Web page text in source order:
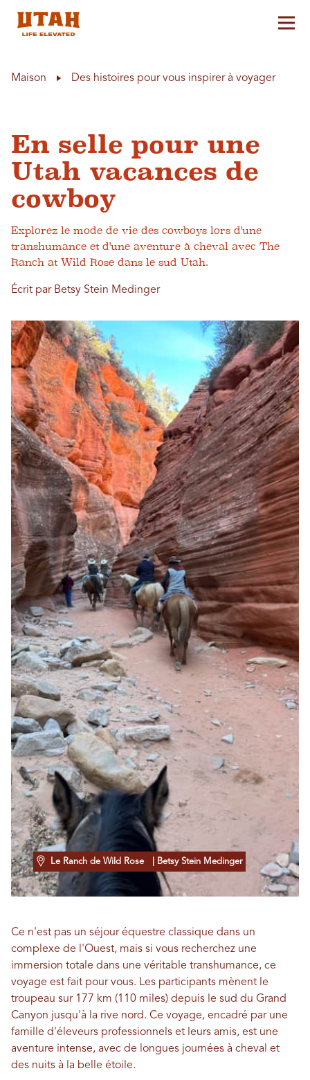
Maison Des histoires pour vous inspirer à voyager
En selle pour une
Utah vacances de
cowboy
Explorez le mode de vie des cowboys lors d'une
transhumance et d'une aventure à cheval avec The
Ranch at Wild Rose dans le sud Utah.
Écrit par Betsy Stein Medinger
Le Ranch de Wild Rose | Betsy Stein Medinger
Ce n'est pas un séjour équestre classique dans un
complexe de l'Ouest, mais si vous recherchez une
immersion totale dans une véritable transhumance, ce
voyage est fait pour vous. Les participants mènent le
troupeau sur 177 km (110 miles) depuis le sud du Grand
Canyon jusqu'à la rive nord. Ce voyage, encadré par une
famille d'éleveurs professionnels et leurs amis, est une
aventure intense, avec de longues journées à cheval et
des nuits à la belle étoile.